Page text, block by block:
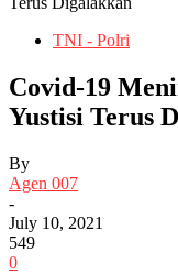
TNI - Polri
Covid-19
Yustisi Terus
By
Agen 007
-
July 10, 2021
549
0